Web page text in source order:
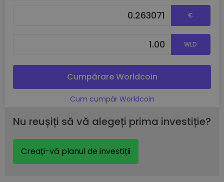
€
WLD
Cumpărare Worldcoin
Cum cumpăr Worldcoin
Nu reușiți să vă alegeți prima investiție?
Creați-vă planul de investiții